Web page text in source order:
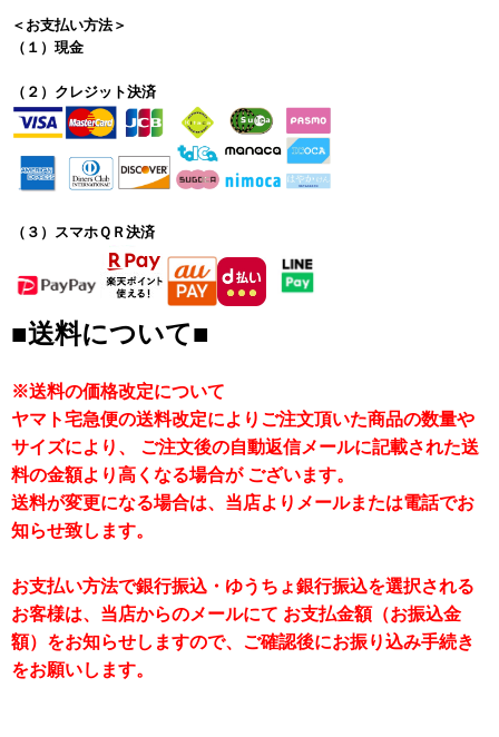
＜お支払い方法＞
（１）現金
（２）クレジット決済
（３）スマホＱＲ決済
■送料について■
※送料の価格改定について
ヤマト宅急便の送料改定によりご注文頂いた商品の数量や
サイズにより、 ご注文後の自動返信メールに記載された送
料の金額より高くなる場合が ございます。
送料が変更になる場合は、当店よりメールまたは電話でお
知らせ致します。
お支払い方法で銀行振込・ゆうちょ銀行振込を選択される
お客様は、当店からのメールにて お支払金額（お振込金
額）をお知らせしますので、ご確認後にお振り込み手続き
をお願いします。